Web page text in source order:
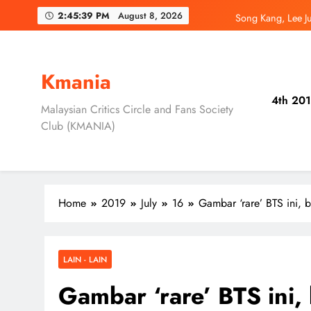
2:45:41 PM August 8, 2026
Song Kang, Lee
Daripada Saingan
Song Kang, Lee
Kmania
Malaysian Critics Circle and Fans Society
Club (KMANIA)
4th
Home 2019 July 16 Gambar ‘rare’ BTS ini,
LAIN - LAIN
Gambar ‘rare’ BTS